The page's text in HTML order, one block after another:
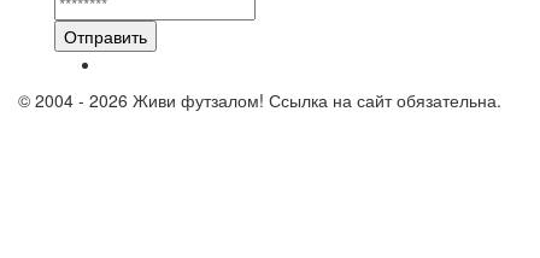
Отправить
© 2004 - 2026 Живи футзалом! Ссылка на сайт обязательна.